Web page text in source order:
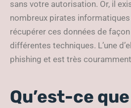
sans votre autorisation. Or, il
nombreux pirates
récupérer ces données de
différentes techniques. L’une
phishing et est très
Qu’est-ce